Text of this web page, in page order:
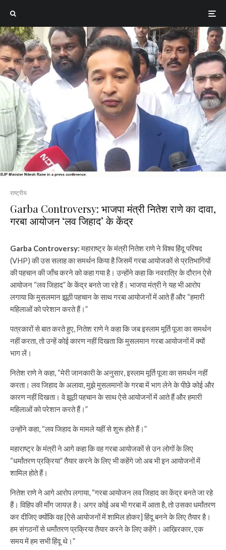
राष्ट्रीय
Garba Controversy: भाजपा मंत्री नितेश राणे का दावा,
गरबा आयोजन ‘लव जिहाद’ के केंद्र
Garba Controversy:महाराष्ट्र के मंत्री नितेश राणे ने विश्व हिंदू परिषद
(VHP) की उस सलाह का समर्थन किया है जिसमें गरबा आयोजकों से प्रतिभागियों
की पहचान की जाँच करने को कहा गया है। उन्होंने कहा कि नवरात्रि के दौरान ऐसे
आयोजन “लव जिहाद” के केंद्र बनते जा रहे हैं। भाजपा मंत्री ने यह भी आरोप
लगाया कि मुसलमान झूठी पहचान के साथ गरबा आयोजनों में आते हैं और “हमारी
महिलाओं को परेशान करते हैं।”
पत्रकारों से बात करते हुए, नितेश राणे ने कहा कि जब इस्लाम मूर्ति पूजा का समर्थन
नहीं करता, तो उन्हें कोई कारण नहीं दिखता कि मुसलमान गरबा आयोजनों में क्यों
भाग लें।
नितेश राणे ने कहा, “मेरी जानकारी के अनुसार, इस्लाम मूर्ति पूजा का समर्थन नहीं
करता। लव जिहाद के अलावा, मुझे मुसलमानों के गरबा में भाग लेने के पीछे कोई और
कारण नहीं दिखता। वे झूठी पहचान के साथ ऐसे आयोजनों में आते हैं और हमारी
महिलाओं को परेशान करते हैं।”
उन्होंने कहा, “लव जिहाद के मामले यहीं से शुरू होते हैं।”
महाराष्ट्र के मंत्री ने आगे कहा कि वह गरबा आयोजकों से उन लोगों के लिए
“धर्मांतरण प्रक्रिया” तैयार करने के लिए भी कहेंगे जो अब भी इन आयोजनों में
शामिल होते हैं।
नितेश राणे ने आगे आरोप लगाया, “गरबा आयोजन लव जिहाद का केंद्र बनते जा रहे
हैं। विहिप की माँग जायज़ है। अगर कोई अब भी गरबा में आता है, तो उसका धर्मांतरण
कर दीजिए क्योंकि वह [ऐसे आयोजनों में शामिल होकर] हिंदू बनने के लिए तैयार है।
हम संगठनों से धर्मांतरण प्रक्रिया तैयार करने के लिए कहेंगे। आख़िरकार, एक
समय में हम सभी हिंदू थे।”